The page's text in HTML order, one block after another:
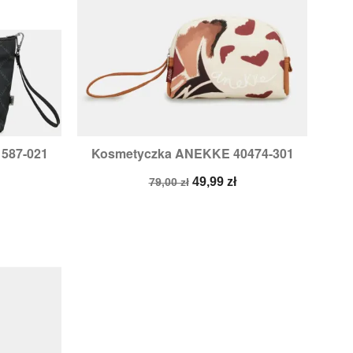
021 Kosmetyczka ANEKKE 40474-301
Cena
79,00 zł Cena
49,99 zł
Szybki podgląd